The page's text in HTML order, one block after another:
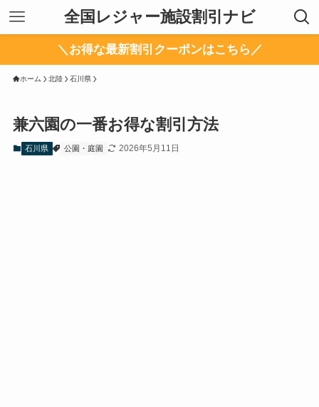
全国レジャー施設割引ナビ
＼お得な最新割引クーポンはこちら／
ホーム 北陸 石川県
兼六園の一番お得な割引方法
石川県 公園・庭園 2026年5月11日